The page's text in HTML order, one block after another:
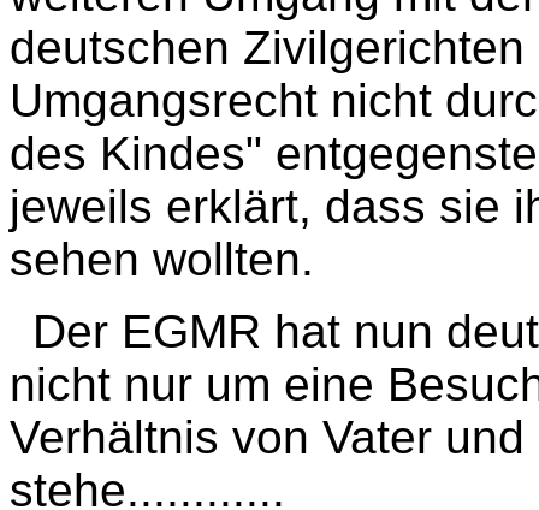
deutschen
Umgangsrecht nicht
des Kindes"
jeweils erklärt, dass sie
sehen wollten.
Der EGMR hat nun
nicht nur um eine
Verhältnis von Vater
stehe............